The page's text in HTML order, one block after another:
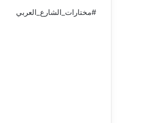
#مختارات_الشارع_العربي